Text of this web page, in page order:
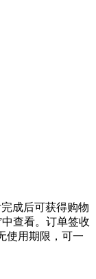
成后可获得购物
中查看。订单签收
使用期限，可一